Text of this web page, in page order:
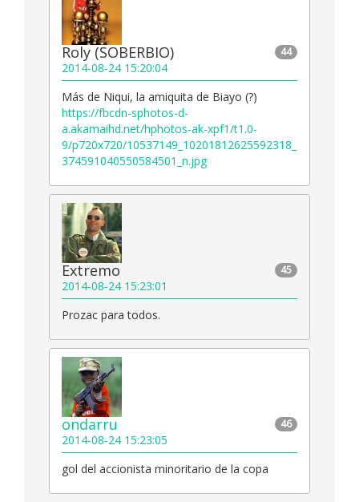
44
Roly (SOBERBIO)
2014-08-24 15:20:04
Más de Niqui, la amiquita de Biayo (?)
https://fbcdn-sphotos-d-
a.akamaihd.net/hphotos-ak-xpf1/t1.0-
9/p720x720/10537149_10201812625592318_
374591040550584501_n.jpg
45
Extremo
2014-08-24 15:23:01
Prozac para todos.
46
ondarru
2014-08-24 15:23:05
gol del accionista minoritario de la copa